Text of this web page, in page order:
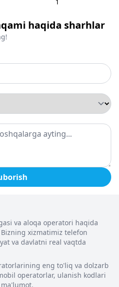
haqida sharhlar
va aloqa operatori haqida
xizmatimiz telefon
va davlatni real vaqtda
eng to'liq va dolzarb
operatorlar, ulanish kodlari